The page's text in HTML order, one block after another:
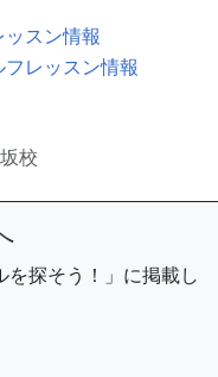
スン情報
レッスン情報
校
を探そう！」に掲載し